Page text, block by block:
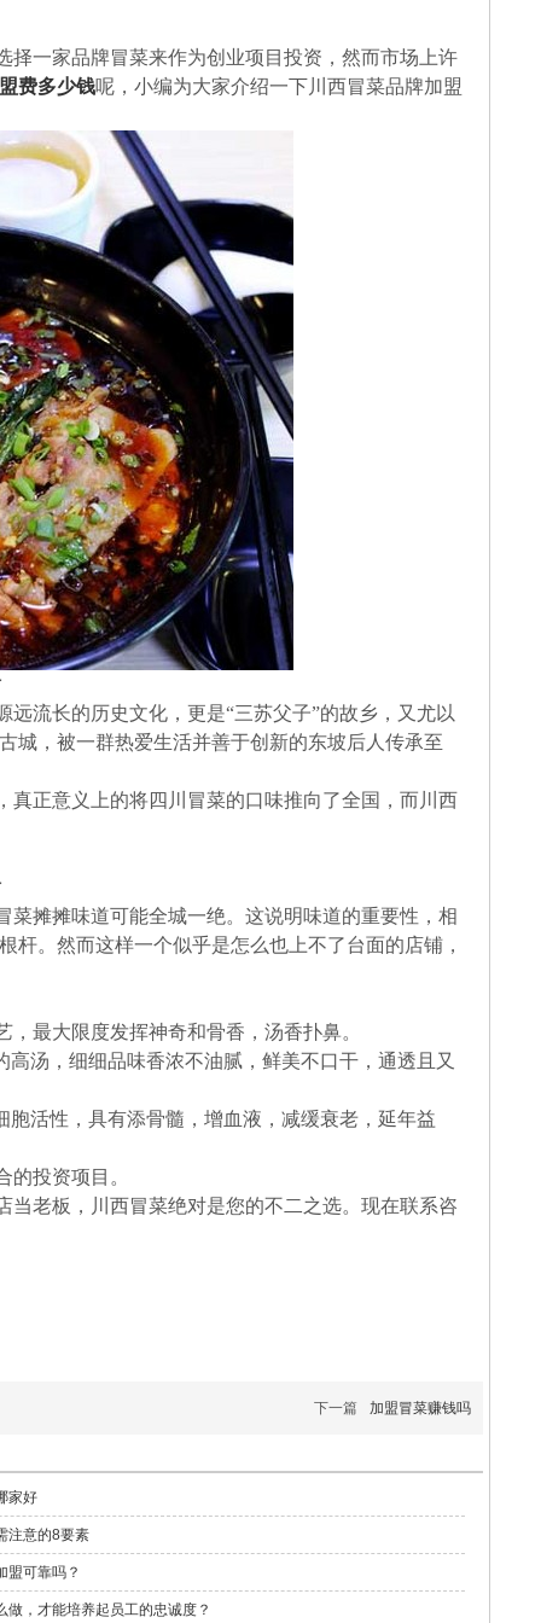
一家品牌冒菜来作为创业项目投资，然而市场上许
费多少钱呢，小编为大家介绍一下川西冒菜品牌加盟
流长的历史文化，更是“三苏父子”的故乡，又尤以
城，被一群热爱生活并善于创新的东坡后人传承至
正意义上的将四川冒菜的口味推向了全国，而川西
摊摊味道可能全城一绝。这说明味道的重要性，相
。然而这样一个似乎是怎么也上不了台面的店铺，
最大限度发挥神奇和骨香，汤香扑鼻。
汤，细细品味香浓不油腻，鲜美不口干，通透且又
活性，具有添骨髓，增血液，减缓衰老，延年益
投资项目。
老板，川西冒菜绝对是您的不二之选。现在联系咨
下一篇 加盟冒菜赚钱吗
家好
注意的8要素
盟可靠吗？
做，才能培养起员工的忠诚度？